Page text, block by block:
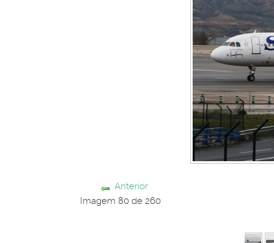
Anterior
Imagem 80 de 260